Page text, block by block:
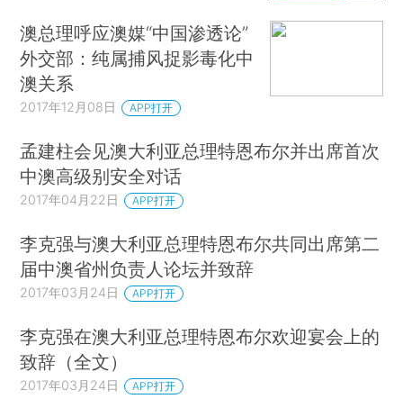
澳总理呼应澳媒“中国渗透论”
外交部：纯属捕风捉影毒化中
澳关系
2017年12月08日 APP打开
孟建柱会见澳大利亚总理特恩布尔并出席首次
中澳高级别安全对话
2017年04月22日 APP打开
李克强与澳大利亚总理特恩布尔共同出席第二
届中澳省州负责人论坛并致辞
2017年03月24日 APP打开
李克强在澳大利亚总理特恩布尔欢迎宴会上的
致辞（全文）
2017年03月24日 APP打开